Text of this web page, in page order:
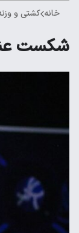
خانه کشتی و
شکست